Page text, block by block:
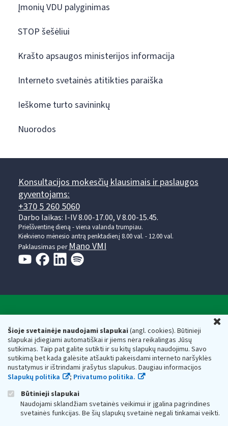
Šioje svetainėje naudojami slapukai(angl. cookies). Būtinieji
slapukai įdiegiami automatiškai ir jiems nėra reikalingas Jūsų
sutikimas. Taip pat galite sutikti ir su kitų slapukų naudojimu. Savo
sutikimą bet kada galėsite atšaukti pakeisdami interneto naršyklės
nustatymus ir ištrindami įrašytus slapukus. Daugiau informacijos
Slapukų politika
; Privatumo politika.
Būtinieji slapukai
Naudojami sklandžiam svetainės veikimui ir įgalina pagrindines
svetainės funkcijas. Be šių slapukų svetainė negali tinkamai veikti.
Įmonių VDU palyginimas
STOP šešėliui
Krašto apsaugos ministerijos informacija
Interneto svetainės atitikties paraiška
Ieškome turto savininkų
Nuorodos
Konsultacijos mokesčių klausimais ir paslaugos
gyventojams:
+370 5 260 5060
Darbo laikas: I-IV 8.00-17.00, V 8.00-15.45.
Prieššventinę dieną - viena valanda trumpiau.
Kiekvieno mėnesio antrą penktadienį 8.00 val. - 12.00 val.
Paklausimas per Mano VMI
Respublikos finansų ministerijos
Biudžetinė įstaiga. Juridinio asmens kodas — 188659752,
adresas: Vasario 16-osios g. 14, 01107 Vilnius, Lietuva, el.paštas:
vmi@vmi.lt, E. pristatymo dėžutės adresas 188659752
Duomenys apie Valstybinę mokesčių inspekciją prie Lietuvos
Respublikos finansų ministerijos kaupiami ir saugomi Juridinių